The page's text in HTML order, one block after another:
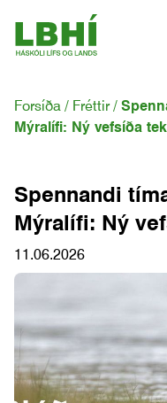
Forsíða Fréttir
Mýralífi: Ný vefsíða
Spennandi
Mýralífi: Ný
11.06.2026